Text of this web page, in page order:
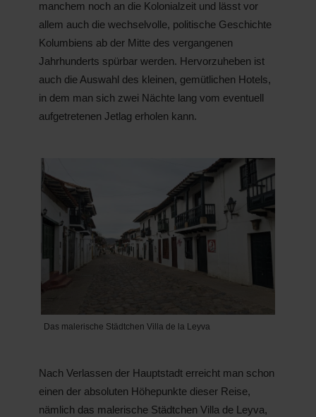
manchem noch an die Kolonialzeit und lässt vor
allem auch die wechselvolle, politische Geschichte
Kolumbiens ab der Mitte des vergangenen
Jahrhunderts spürbar werden. Hervorzuheben ist
auch die Auswahl des kleinen, gemütlichen Hotels,
in dem man sich zwei Nächte lang vom eventuell
aufge­tretenen Jetlag erholen kann.
Das malerische Städtchen Villa de la Leyva
Nach Verlassen der Hauptstadt erreicht man schon
einen der absoluten Höhepunkte dieser Reise,
nämlich das malerische Städtchen Villa de Leyva,